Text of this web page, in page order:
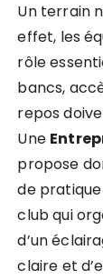
Un terrain
effet, les
rôle
bancs,
repos
Une
propose
de
club qui
d’un
claire et